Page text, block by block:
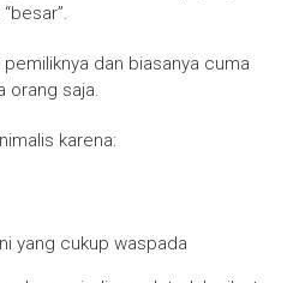
dan biasanya cuma
orang saja.
karena:
yang cukup waspada